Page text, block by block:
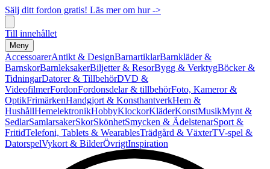
Sälj ditt fordon gratis! Läs mer om hur ->
Till innehållet
Meny
AccessoarerAntikt & DesignBarnartiklarBarnkläder &
BarnskorBarnleksakerBiljetter & ResorBygg & VerktygBöcker &
TidningarDatorer & TillbehörDVD &
VideofilmerFordonFordonsdelar & tillbehörFoto, Kameror &
OptikFrimärkenHandgjort & KonsthantverkHem &
HushållHemelektronikHobbyKlockorKläderKonstMusikMynt &
SedlarSamlarsakerSkorSkönhetSmycken & ÄdelstenarSport &
FritidTelefoni, Tablets & WearablesTrädgård & VäxterTV-spel &
DatorspelVykort & BilderÖvrigtInspiration